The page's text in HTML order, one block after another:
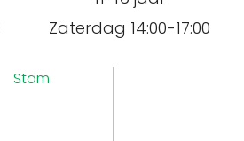
Zaterdag 14:00-17:00